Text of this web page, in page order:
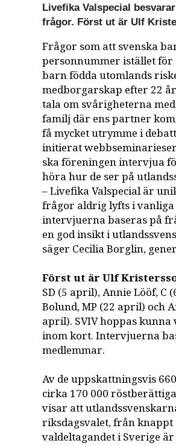
Livefika Valspecial
frågor. Först ut är Ulf
Frågor som att svenska
personnummer istället
barn födda utomlands
medborgarskap efter 22
tala om svårigheterna
familj där ens partner
få mycket utrymme i
initierat
ska föreningen intervjua
höra hur de ser på
– Livefika Valspecial är
frågor aldrig lyfts i
intervjuerna baseras på
en god insikt i
säger Cecilia Borglin,
Först ut är Ulf
SD (5 april), Annie Lööf, C
Bolund, MP (22 april) och
april). SVIV hoppas
inom kort. Intervjuerna
medlemmar.
Av de uppskattningsvis
cirka 170 000
visar att
riksdagsvalet, från
valdeltagandet i Sverige